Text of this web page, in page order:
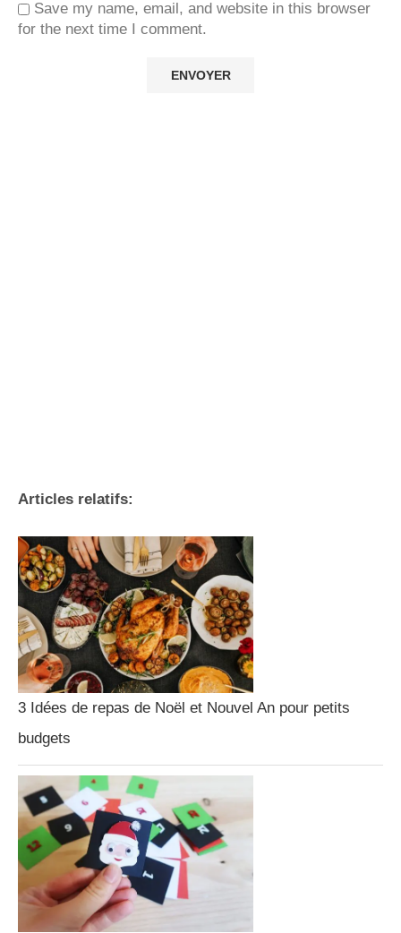
Save my name, email, and website in this browser
for the next time I comment.
Articles relatifs:
3 Idées de repas de Noël et Nouvel An pour petits
budgets